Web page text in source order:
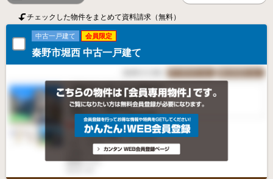
チェックした物件をまとめて資料請求（無料）
中古一戸建て 会員限定
秦野市堀西 中古一戸建て